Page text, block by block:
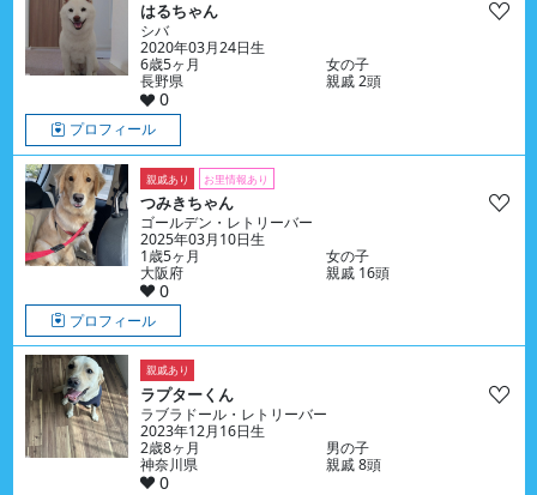
はるちゃん
シバ
2020年03月24日生
6歳5ヶ月
女の子
長野県
親戚 2頭
0
プロフィール
親戚あり お里情報あり
つみきちゃん
ゴールデン・レトリーバー
2025年03月10日生
1歳5ヶ月
女の子
大阪府
親戚 16頭
0
プロフィール
親戚あり
ラプターくん
ラブラドール・レトリーバー
2023年12月16日生
2歳8ヶ月
男の子
神奈川県
親戚 8頭
0